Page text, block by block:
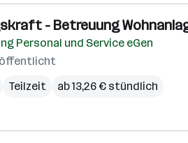
- Betreuung
Personal und Service eGen
Teilzeit ab 13,26 € stündlich